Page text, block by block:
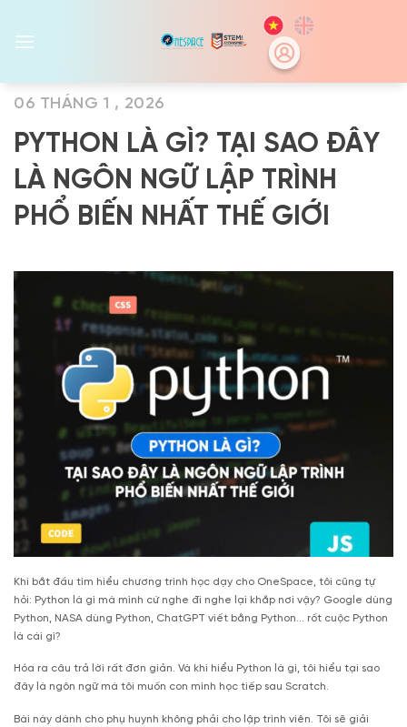
content
06 THÁNG 1 , 2026
PYTHON LÀ GÌ? TẠI SAO ĐÂY
LÀ NGÔN NGỮ LẬP TRÌNH
PHỔ BIẾN NHẤT THẾ GIỚI
Khi bắt đầu tìm hiểu chương trình học dạy cho OneSpace, tôi cũng tự
hỏi: Python là gì mà mình cứ nghe đi nghe lại khắp nơi vậy? Google dùng
Python, NASA dùng Python, ChatGPT viết bằng Python… rốt cuộc Python
là cái gì?
Hóa ra câu trả lời rất đơn giản. Và khi hiểu Python là gì, tôi hiểu tại sao
đây là ngôn ngữ mà tôi muốn con mình học tiếp sau Scratch.
Bài này dành cho phụ huynh không phải cho lập trình viên. Tôi sẽ giải